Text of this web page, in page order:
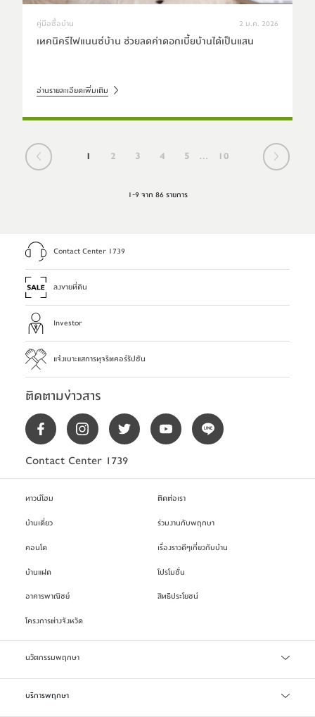
คู่มือซื้อบ้าน 2 ม.ค. 2026
เทคนิครีไฟแนนซ์บ้าน ช่วยลดค่าดอกเบี้ยบ้านได้เป็นแสน
อ่านรายละเอียดเพิ่มเติม
1 2 3 4 5 ... 10
1-9 จาก 86 รายการ
Contact Center 1739
ลงขายที่ดิน
Investor
แจ้งเบาะแสการทุจริตคอร์รัปชัน
ติดตามข่าวสาร
Contact Center 1739
ทาวน์โฮม
บ้านเดี่ยว
คอนโด
บ้านแฝด
อาคารพาณิชย์
โครงการต่างจังหวัด
ติดต่อเรา
ร่วมงานกับพฤกษา
เรื่องราวดีๆเกี่ยวกับบ้าน
โปรโมชั่น
สิทธิประโยชน์
นวัตกรรมพฤกษา
เทคโนโลยี Precast
บริการพฤกษา